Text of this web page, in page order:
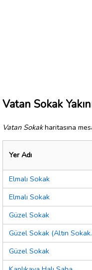
Vatan Sokak
Vatan Sokakharitasına
Yer Adı
Elmalı Sokak
Elmalı Sokak
Güzel Sokak
Güzel Sokak (Altın
Güzel Sokak